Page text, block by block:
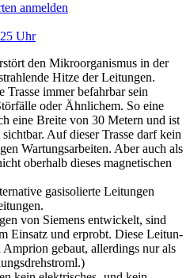
anmelden
Uhr
den Mikro­or­ga­nis­mus in der
Hit­ze der Leitungen.
Tras­se immer befahr­bar sein
oder Ähn­li­chem. So eine
eine Brei­te von 30 Metern und ist
Auf die­ser Tras­se darf kein
War­tungs­ar­bei­ten. Aber auch als
ober­halb die­ses magne­ti­schen
gas­iso­lier­te Lei­tun­gen
von Sie­mens ent­wi­ckelt, sind
Ein­satz und erprobt. Die­se Lei­tun­
Ampri­on gebaut, aller­dings nur als